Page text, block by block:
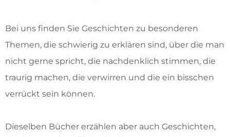
Bei uns finden Sie Geschichten zu besonderen
Themen, die schwierig zu erklären sind, über die man
nicht gerne spricht, die nachdenklich stimmen, die
traurig machen, die verwirren und die ein bisschen
verrückt sein können.
Dieselben Bücher erzählen aber auch Geschichten,